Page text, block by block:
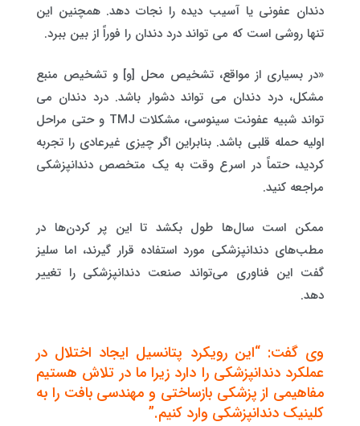
دندان عفونی یا آسیب دیده را نجات دهد. همچنین این
تنها روشی است که می تواند درد دندان را فوراً از بین ببرد.
«در بسیاری از مواقع، تشخیص محل [و] و تشخیص منبع
مشکل، درد دندان می تواند دشوار باشد. درد دندان می
تواند شبیه عفونت سینوسی، مشکلات TMJ و حتی مراحل
اولیه حمله قلبی باشد. بنابراین اگر چیزی غیرعادی را تجربه
کردید، حتماً در اسرع وقت به یک متخصص دندانپزشکی
مراجعه کنید.
ممکن است سال‌ها طول بکشد تا این پر کردن‌ها در
مطب‌های دندانپزشکی مورد استفاده قرار گیرند، اما سلیز
گفت این فناوری می‌تواند صنعت دندانپزشکی را تغییر
دهد.
وی گفت: “این رویکرد پتانسیل ایجاد اختلال در
عملکرد دندانپزشکی را دارد زیرا ما در تلاش هستیم
مفاهیمی از پزشکی بازساختی و مهندسی بافت را به
کلینیک دندانپزشکی وارد کنیم.”